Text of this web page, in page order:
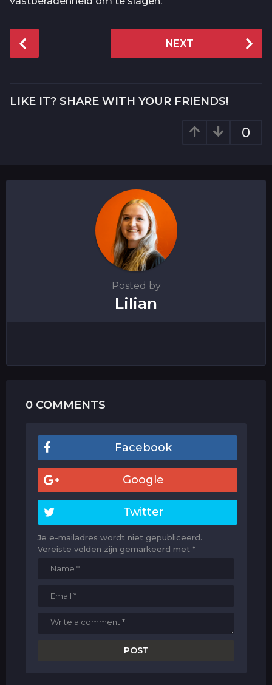
o
P
a
NEXT
LIKE IT? SHARE WITH YOUR FRIENDS!
0
Posted by
Lilian
0 COMMENTS
Facebook
Google
Twitter
Je e-mailadres wordt niet gepubliceerd.
Vereiste velden zijn gemarkeerd met *